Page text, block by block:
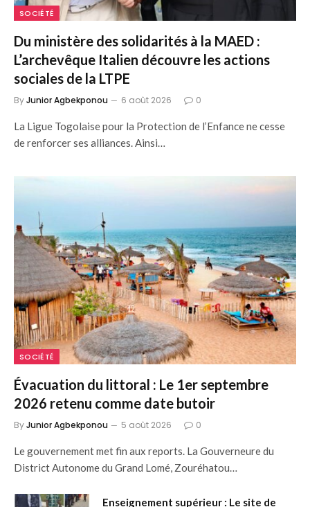
SOCIÉTÉ
Du ministère des solidarités à la MAED :
L’archevêque Italien découvre les actions
sociales de la LTPE
ByJunior Agbekponou 6 août 2026 0
La Ligue Togolaise pour la Protection de l’Enfance ne cesse
de renforcer ses alliances. Ainsi…
SOCIÉTÉ
Évacuation du littoral : Le 1er septembre
2026 retenu comme date butoir
ByJunior Agbekponou 5 août 2026 0
Le gouvernement met fin aux reports. La Gouverneure du
District Autonome du Grand Lomé, Zouréhatou…
Enseignement supérieur : Le site de